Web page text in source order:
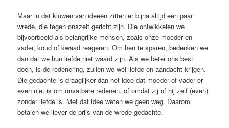
Maar in dat kluwen van ideeën zitten er bijna altijd een paar
wrede, die tegen onszelf gericht zijn. Die ontwikkelen we
bijvoorbeeld als belangrijke mensen, zoals onze moeder en
vader, koud of kwaad reageren. Om hen te sparen, bedenken we
dan dat we hun liefde niet waard zijn. Als we beter ons best
doen, is de redenering, zullen we wél liefde en aandacht krijgen.
Die gedachte is draaglijker dan het idee dat moeder of vader er
even niet is om onvatbare redenen, of omdat zij of hij zelf (even)
zonder liefde is. Met dat idee weten we geen weg. Daarom
betalen we liever de prijs van de wrede gedachte.